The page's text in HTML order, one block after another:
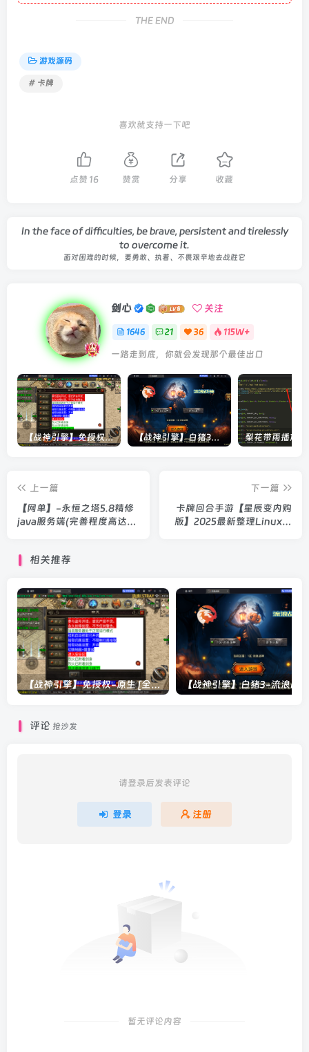
THE END
游戏源码
# 卡牌
喜欢就支持一下吧
点赞 16 赞赏 分享 收藏
In the face of difficulties, be brave, persistent and tirelessly
to overcome it.
面对困难的时候，要勇敢、执着、不畏艰辛地去战胜它
剑心 关注
1646 21 36 115W+
一路走到底，你就会发现那个最佳出口
【战神引擎】免授权-原生 [全屏自动拾取] 插件 + 配置教程（更新修复版，具体自测） 【战神引擎】白猪3-流浪战神3神技8大陆全屏拾取版特色服务端+生肖+转生+秘境+神魔+双端+教程(更新眼神拾取)
上一篇
【网单】-永恒之塔5.8精修
java服务端(完善程度高达
下一篇
卡牌回合手游【星辰变内购
版】2025最新整理Linux手
相关推荐
【战神引擎】免授权-原生 [全屏自动拾取] 插件 + 配置教程（更新修复版，具体自测）
评论 抢沙发
请登录后发表评论
登录 注册
暂无评论内容